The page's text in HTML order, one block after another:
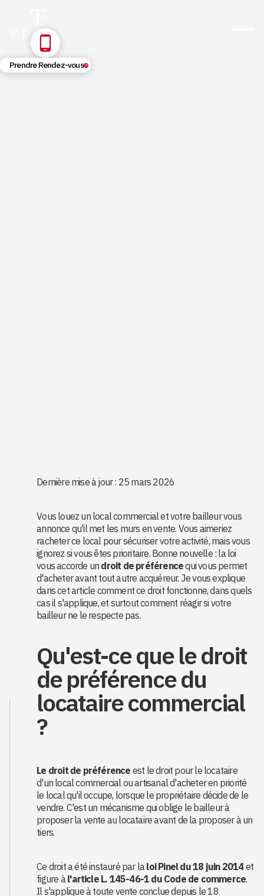
Prendre Rendez-vous
Dernière mise à jour : 25 mars 2026
Vous louez un local commercial et votre bailleur vous
annonce qu'il met les murs en vente. Vous aimeriez
racheter ce local pour sécuriser votre activité, mais vous
ignorez si vous êtes prioritaire. Bonne nouvelle : la loi
vous accorde un droit de préférencequi vous permet
d'acheter avant tout autre acquéreur. Je vous explique
dans cet article comment ce droit fonctionne, dans quels
cas il s'applique, et surtout comment réagir si votre
bailleur ne le respecte pas.
Qu'est-ce que le droit
de préférence du
locataire commercial
?
Le droit de préférence est le droit pour le locataire
d'un local commercial ou artisanal d'acheter en priorité
le local qu'il occupe, lorsque le propriétaire décide de le
vendre. C'est un mécanisme qui oblige le bailleur à
proposer la vente au locataire avant de la proposer à un
tiers.
Ce droit a été instauré par laloi Pinel du 18 juin 2014et
figure àl'article L. 145-46-1 du Code de commerce.
Il s'applique à toute vente conclue depuis le 18